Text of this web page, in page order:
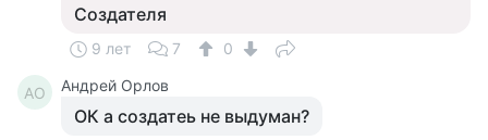
Создателя
9 лет 7 0
АО Андрей Орлов
ОК а создатеь не выдуман?